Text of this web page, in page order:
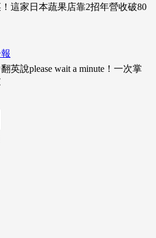
這家日本蔬果店靠2招年營收破80
英說please wait a minute！一次掌